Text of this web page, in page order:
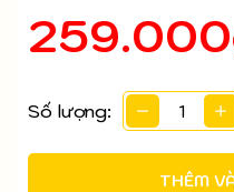
Số lượng:
THÊM
Mã giảm giá:
Ngày hết hạn: